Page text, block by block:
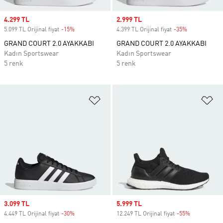
Sale price
4.299 TL
5.099 TL Orijinal fiyat -15%
GRAND COURT 2.0 AYAKKABI
Kadın Sportswear
5 renk
Sale price
2.999 TL
4.399 TL Orijinal fiyat -35%
GRAND COURT 2.0 AYAKKABI
Kadın Sportswear
5 renk
Sale price
3.099 TL
4.449 TL Orijinal fiyat -30%
Sale price
5.999 TL
12.249 TL Orijinal fiyat -55%